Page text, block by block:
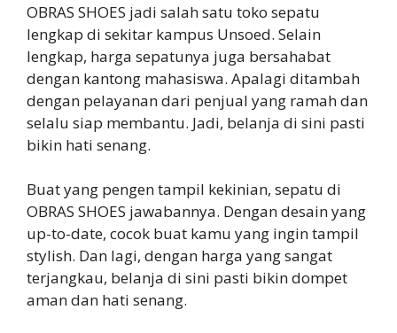
OBRAS SHOES jadi salah satu toko sepatu
lengkap di sekitar kampus Unsoed. Selain
lengkap, harga sepatunya juga bersahabat
dengan kantong mahasiswa. Apalagi ditambah
dengan pelayanan dari penjual yang ramah dan
selalu siap membantu. Jadi, belanja di sini pasti
bikin hati senang.
Buat yang pengen tampil kekinian, sepatu di
OBRAS SHOES jawabannya. Dengan desain yang
up-to-date, cocok buat kamu yang ingin tampil
stylish. Dan lagi, dengan harga yang sangat
terjangkau, belanja di sini pasti bikin dompet
aman dan hati senang.